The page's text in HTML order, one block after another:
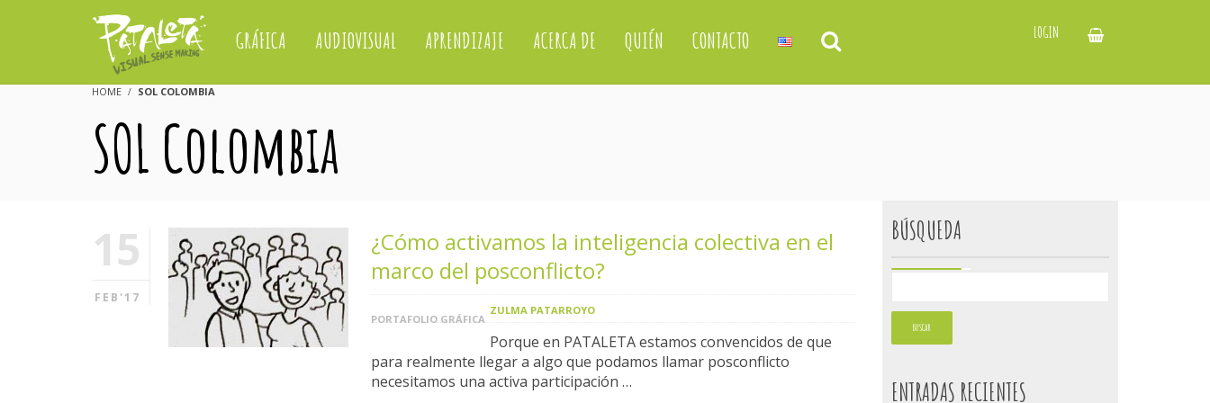
GRÁFICA AUDIOVISUAL APRENDIZAJE ACERCA DE QUIÉN CONTACTO LOGIN
HOME SOL COLOMBIA
SOL Colombia
15
FEB'17
¿Cómo activamos la inteligencia colectiva en el
marco del posconflicto?
PORTAFOLIO GRÁFICA
ZULMA PATARROYO
Porque en PATALETA estamos convencidos de que
para realmente llegar a algo que podamos llamar posconflicto
necesitamos una activa participación …
BÚSQUEDA
ENTRADAS RECIENTES